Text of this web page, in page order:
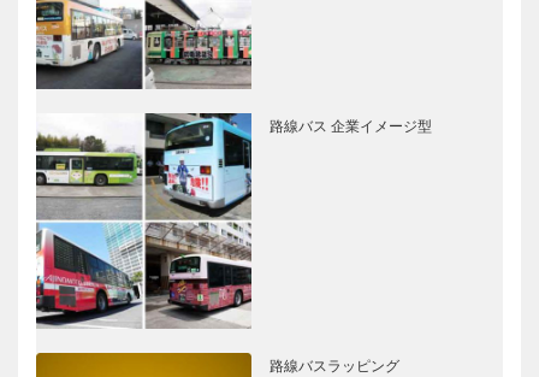
路線バス 企業イメージ型
路線バスラッピング